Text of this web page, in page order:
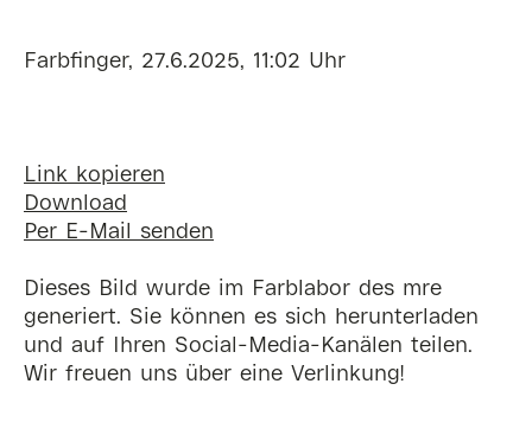
Farbfinger, 27.6.2025, 11:02 Uhr
Link kopieren
Download
Per E-Mail senden
Dieses Bild wurde im Farblabor des mre
generiert. Sie können es sich herunterladen
und auf Ihren Social-Media-Kanälen teilen.
Wir freuen uns über eine Verlinkung!